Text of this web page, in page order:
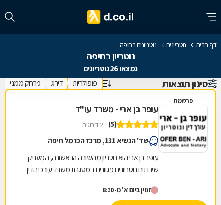
דף הבית נוטריונים נוטריונים בחיפה
נוטריון בחיפה
נמצאו 26 נוטריונים
סינון תוצאות פופולריות דירוג מרחק ממני
פרסומת
עופר בן ארי - משרד עו"ד
(5) 2 דירוגים
שד' הנשיא 131, מרכז הכרמל חיפה
עופר בן ארי הוא נוטריון מהשורה הראשונה, המעניק
שירותים נוטריונים מגוונים במסגרת משרד עורכי הדין
זמין ביום א' מ-8:30